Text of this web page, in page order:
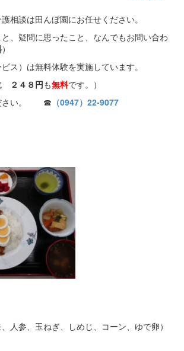
相談は田んぼ園にお任せください。
、疑問に思ったこと、なんでもお問い合わ
）
ス）は無料体験を実施しています。
２４８円も無料です。）
ださい。 ☎ （0947）22-9077
、人参、玉ねぎ、しめじ、コーン、ゆで卵）